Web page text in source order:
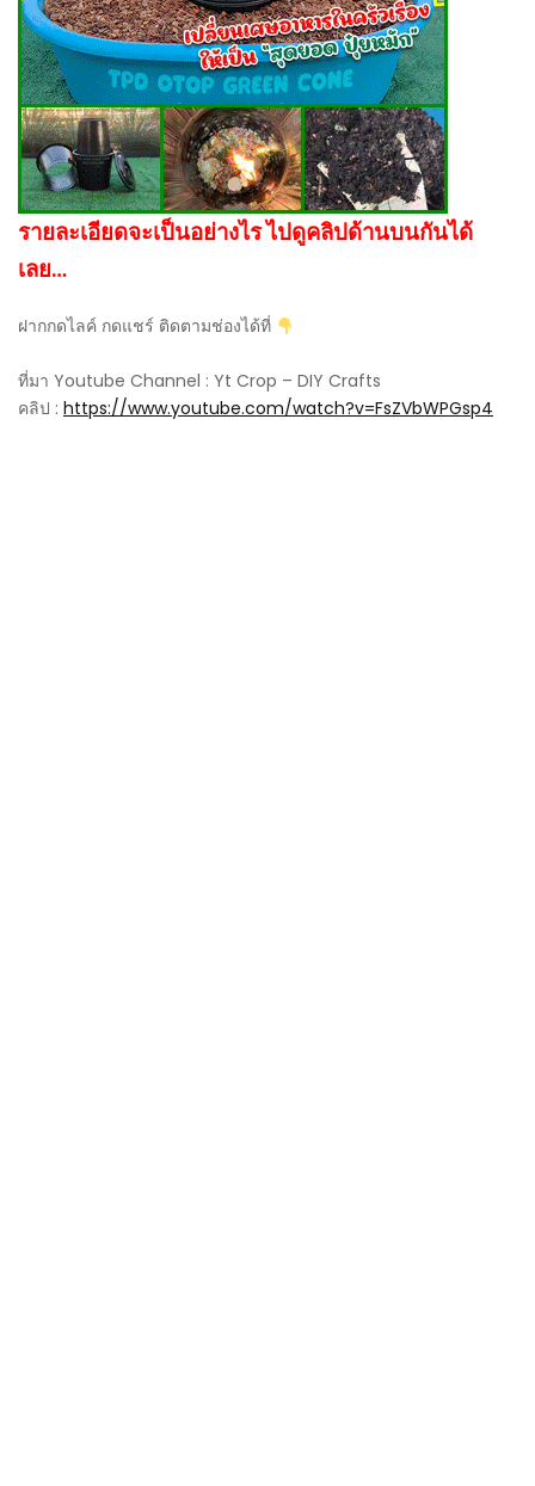
รายละเอียดจะเป็นอย่างไร ไปดูคลิปด้านบนกันได้
เลย…
ฝากกดไลค์ กดแชร์ ติดตามช่องได้ที่
ที่มา Youtube Channel : Yt Crop – DIY Crafts
คลิป : https://www.youtube.com/watch?v=FsZVbWPGsp4